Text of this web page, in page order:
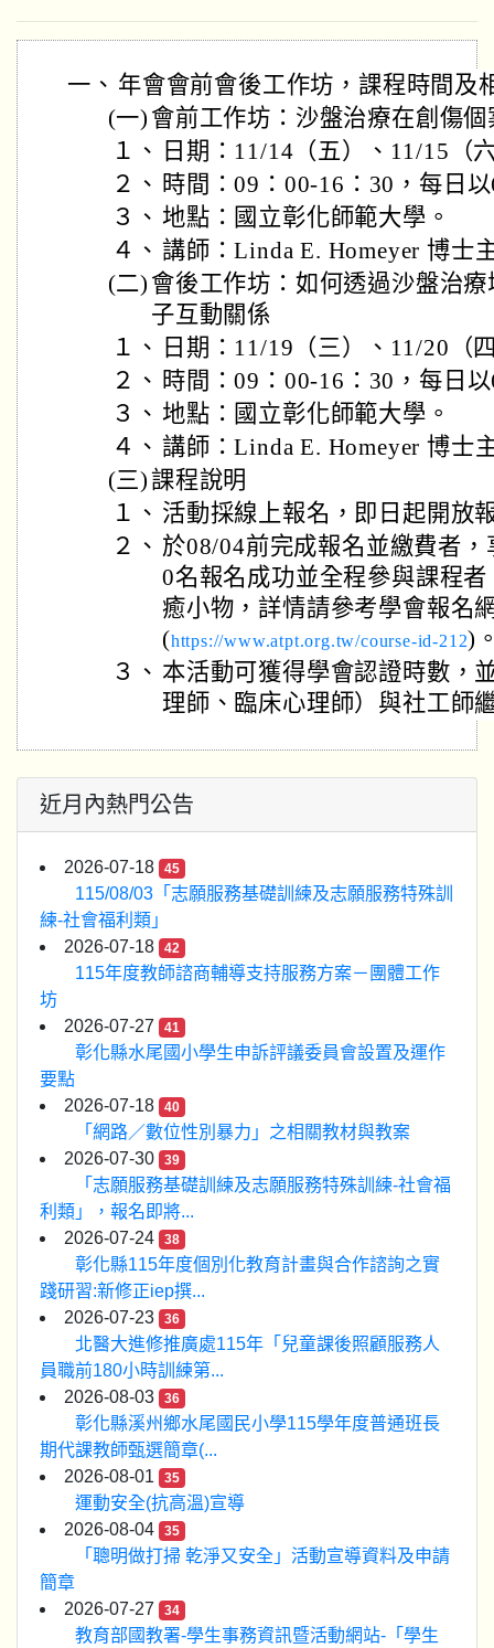
一、 年會會前會後工作坊，課程時間及
(一) 會前工作坊：沙盤治療在創傷
１、
日期：11/14（五）、11/15（
２、 時間：09：00-16：30，每日
３、 地點：國立彰化師範大學。
４、 講師：Linda E. Homeyer 博士
(二) 會後工作坊：如何透過沙盤治
子互動關係
１、
日期：11/19（三）、11/20（
２、 時間：09：00-16：30，每日
３、 地點：國立彰化師範大學。
４、 講師：Linda E. Homeyer 博士
(三)課程說明
１、 活動採線上報名，即日起開放
２、 於08/04前完成報名並繳費者
0名報名成功並全程參與課程
癒小物，詳情請參考學會報名
(https://www.atpt.org.tw/course-id-212)
３、 本活動可獲得學會認證時數，
理師、臨床心理師）與社工師
近月內熱門公告
2026-07-18 45
115/08/03「志願服務基礎訓練及志願服務特殊訓
練-社會福利類」
2026-07-18
42
115年度教師諮商輔導支持服務方案－團體工作
坊
2026-07-27
41
彰化縣水尾國小學生申訴評議委員會設置及運作
要點
2026-07-18
40
「網路／數位性別暴力」之相關教材與教案
2026-07-30
39
「志願服務基礎訓練及志願服務特殊訓練-社會福
利類」，報名即將...
2026-07-24
38
彰化縣115年度個別化教育計畫與合作諮詢之實
踐研習:新修正iep撰...
2026-07-23
36
北醫大進修推廣處115年「兒童課後照顧服務人
員職前180小時訓練第...
2026-08-03
36
彰化縣溪州鄉水尾國民小學115學年度普通班長
期代課教師甄選簡章(...
2026-08-01
35
運動安全(抗高溫)宣導
2026-08-04
35
「聰明做打掃 乾淨又安全」活動宣導資料及申請
簡章
2026-07-27
34
教育部國教署-學生事務資訊暨活動網站-「學生